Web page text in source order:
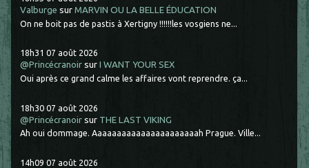
Valburge surMARVIN OU LA BELLE ÉDUCATION
On ne boit pas de pastis à Xertigny !!!!!!les vosgiens ne...
18h31 07 août 2026
@Princécranoir surI WANT YOUR SEX
Oui après ce grand calme les affaires vont reprendre. ça...
18h30 07 août 2026
@Princécranoir sur THE LAST VIKING
Ah oui dommage. Aaaaaaaaaaaaaaaaaaaaaah Prague. Ville...
14h09 07 août 2026